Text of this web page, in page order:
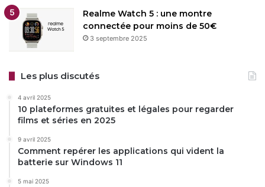
Realme Watch 5 : une montre
connectée pour moins de 50€
3 septembre 2025
Les plus discutés
4 avril 2025
10 plateformes gratuites et légales pour regarder
films et séries en 2025
9 avril 2025
Comment repérer les applications qui vident la
batterie sur Windows 11
5 mai 2025